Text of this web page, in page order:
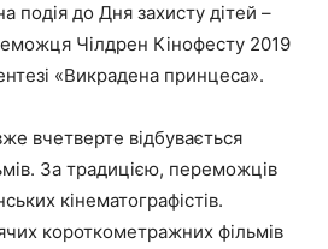
подія до Дня захисту дітей –
Чілдрен Кінофесту 2019
«Викрадена принцеса».
вчетверте відбувається
За традицією, переможців
кінематографістів.
короткометражних фільмів